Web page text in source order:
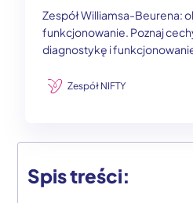
Zespół Williamsa-Beurena:
funkcjonowanie. Poznaj
diagnostykę i
Zespół NIFTY
Spis treści: